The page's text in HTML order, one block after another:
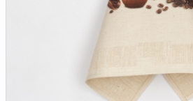
персональными данными
Вопросы и ответы
Новости | Статьи